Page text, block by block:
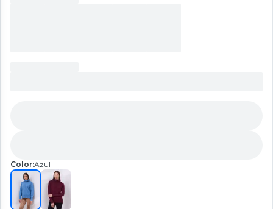
Color:Azul